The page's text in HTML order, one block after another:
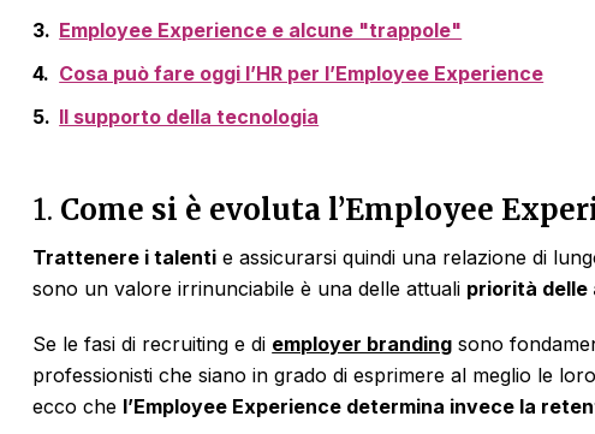
Employee Experience e alcune "trappole"
Cosa può fare oggi l’HR per l’Employee Experience
Il supporto della tecnologia
1. Come si è evoluta l’Employee
Trattenere i talenti e assicurarsi quindi una relazione di
sono un valore irrinunciabile è una delle attuali priorità delle
Se le fasi di recruiting e di employer branding sono
professionisti che siano in grado di esprimere al meglio le
ecco che l’Employee Experience determina invece la